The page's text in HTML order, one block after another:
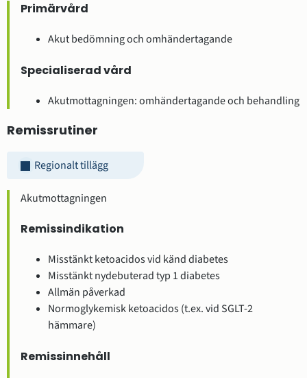
Primärvård
Akut bedömning och omhändertagande
Specialiserad vård
Akutmottagningen: omhändertagande och behandling
Remissrutiner
Regionalt tillägg
Akutmottagningen
Remissindikation
Misstänkt ketoacidos vid känd diabetes
Misstänkt nydebuterad typ 1 diabetes
Allmän påverkad
Normoglykemisk ketoacidos (t.ex. vid SGLT-2
hämmare)
Remissinnehåll